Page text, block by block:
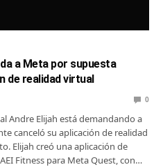
a Meta por supuesta
de realidad virtual
0
Andre Elijah está demandando a
canceló su aplicación de realidad
Elijah creó una aplicación de
Fitness para Meta Quest, con…